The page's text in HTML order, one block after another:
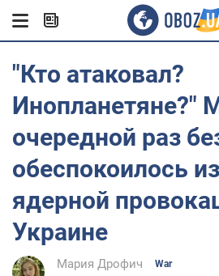
"Кто атаковал?
Инопланетяне?"
очередной раз
обеспокоилось
ядерной
Украине
Мария Дрофич War